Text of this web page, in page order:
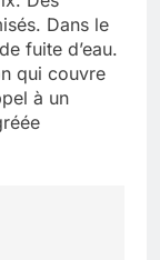
Dans le
fuite d’eau.
qui couvre
à un